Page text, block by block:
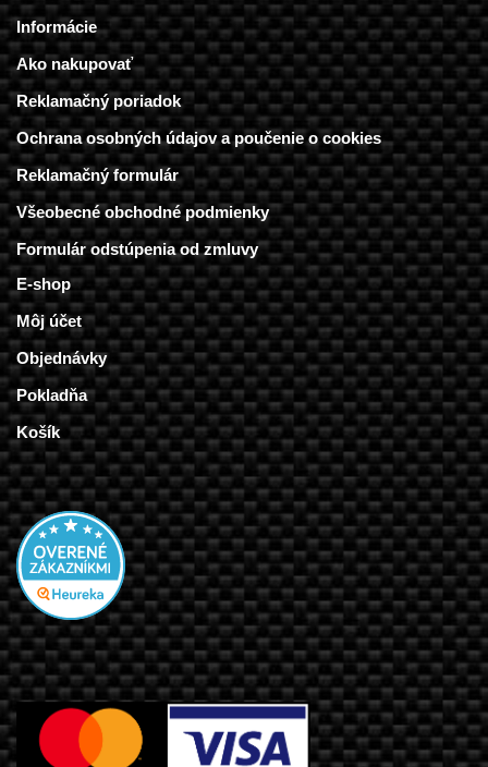
Informácie
Ako nakupovať
Reklamačný poriadok
Ochrana osobných údajov a poučenie o cookies
Reklamačný formulár
Všeobecné obchodné podmienky
Formulár odstúpenia od zmluvy
E-shop
Môj účet
Objednávky
Pokladňa
Košík